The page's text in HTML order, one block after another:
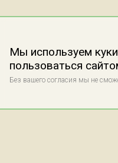
Мы используем
пользоваться
Без вашего согласия мы не